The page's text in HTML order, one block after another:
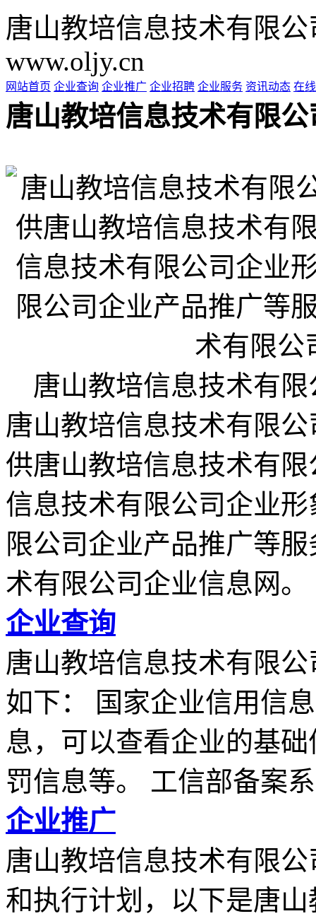
唐山教培信息技术有限
www.oljy.cn
网站首页 企业查询 企业推广 企业招聘 企业服务 资讯动态 在
唐山教培信息技术有限
唐山教培信息技术有限
唐山教培信息技术有限
供唐山教培信息技术有
信息技术有限公司企业
限公司企业产品推广等
术有限公司企业信息网。
企业查询
唐山教培信息技术有限
如下： 国家企业信用信
息，可以查看企业的基
罚信息等。 工信部备案
企业推广
唐山教培信息技术有限
和执行计划，以下是唐